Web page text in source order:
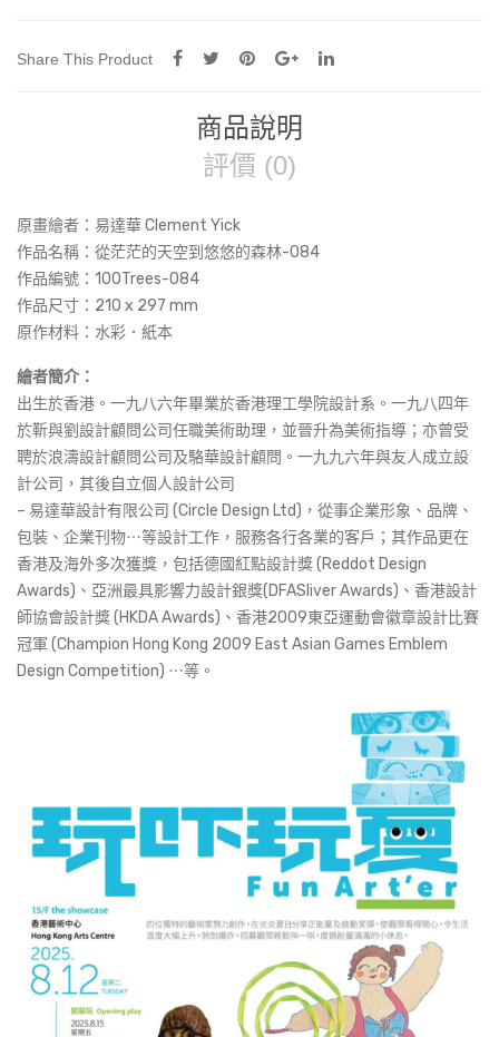
Share This Product
商品說明
評價 (0)
原畫繪者：易達華 Clement Yick
作品名稱： 從茫茫的天空到悠悠的森林-084
作品編號：100Trees-084
作品尺寸： 210 x 297 mm
原作材料：水彩．紙本
繪者簡介：
出生於香港。一九八六年畢業於香港理工學院設計系。一九八四年
於靳與劉設計顧問公司任職美術助理，並晉升為美術指導；亦曾受
聘於浪濤設計顧問公司及駱華設計顧問。一九九六年與友人成立設
計公司，其後自立個人設計公司
– 易達華設計有限公司 (Circle Design Ltd)，從事企業形象、品牌、
包裝、企業刊物⋯等設計工作，服務各行各業的客戶；其作品更在
香港及海外多次獲獎，包括德國紅點設計獎 (Reddot Design
Awards)、亞洲最具影響力設計銀獎(DFASliver Awards)、香港設計
師協會設計獎 (HKDA Awards)、香港2009東亞運動會徽章設計比賽
冠軍 (Champion Hong Kong 2009 East Asian Games Emblem
Design Competition) ⋯等。